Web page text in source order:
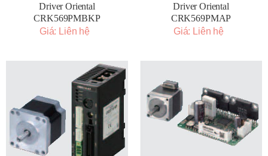
Driver Oriental
CRK569PMBKP
Giá: Liên hệ
Driver Oriental
CRK569PMAP
Giá: Liên hệ